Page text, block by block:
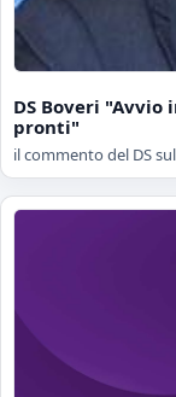
DS Boveri
pronti"
il commento del DS